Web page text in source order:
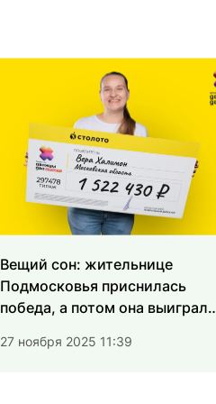
Вещий сон: жительнице
Подмосковья приснилась
победа, а потом она выиграла
лотерею от «Столото»
27 ноября 2025 11:39